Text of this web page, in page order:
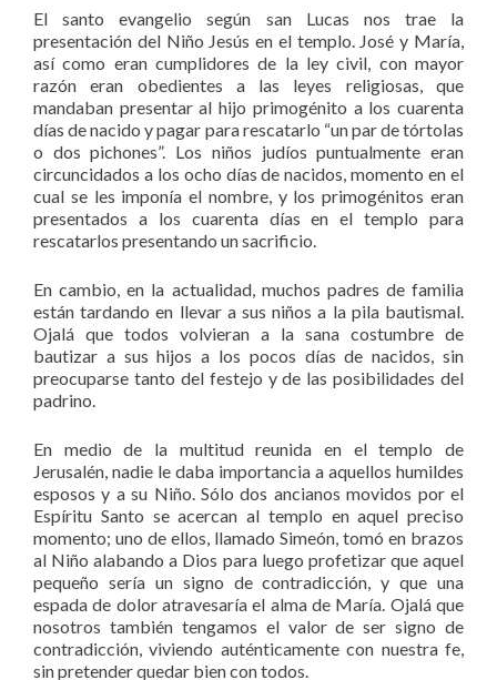
El santo evangelio según san Lucas nos trae la
presentación del Niño Jesús en el templo. José y María,
así como eran cumplidores de la ley civil, con mayor
razón eran obedientes a las leyes religiosas, que
mandaban presentar al hijo primogénito a los cuarenta
días de nacido y pagar para rescatarlo “un par de tórtolas
o dos pichones”. Los niños judíos puntualmente eran
circuncidados a los ocho días de nacidos, momento en el
cual se les imponía el nombre, y los primogénitos eran
presentados a los cuarenta días en el templo para
rescatarlos presentando un sacrificio.
En cambio, en la actualidad, muchos padres de familia
están tardando en llevar a sus niños a la pila bautismal.
Ojalá que todos volvieran a la sana costumbre de
bautizar a sus hijos a los pocos días de nacidos, sin
preocuparse tanto del festejo y de las posibilidades del
padrino.
En medio de la multitud reunida en el templo de
Jerusalén, nadie le daba importancia a aquellos humildes
esposos y a su Niño. Sólo dos ancianos movidos por el
Espíritu Santo se acercan al templo en aquel preciso
momento; uno de ellos, llamado Simeón, tomó en brazos
al Niño alabando a Dios para luego profetizar que aquel
pequeño sería un signo de contradicción, y que una
espada de dolor atravesaría el alma de María. Ojalá que
nosotros también tengamos el valor de ser signo de
contradicción, viviendo auténticamente con nuestra fe,
sin pretender quedar bien con todos.